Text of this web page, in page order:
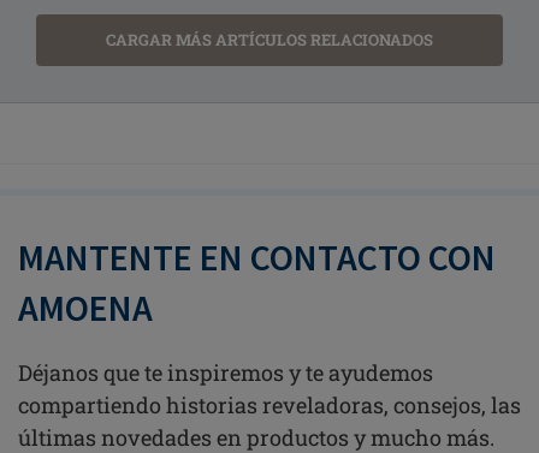
CARGAR MÁS ARTÍCULOS RELACIONADOS
MANTENTE EN CONTACTO CON
AMOENA
Déjanos que te inspiremos y te ayudemos
compartiendo historias reveladoras, consejos, las
últimas novedades en productos y mucho más.